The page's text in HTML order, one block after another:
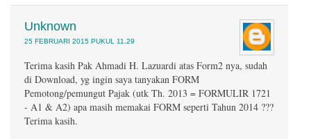
Unknown
25 FEBRUARI 2015 PUKUL 11.29
Terima kasih Pak Ahmadi H. Lazuardi atas Form2 nya, sudah
di Download, yg ingin saya tanyakan FORM
Pemotong/pemungut Pajak (utk Th. 2013 = FORMULIR 1721
- A1 & A2) apa masih memakai FORM seperti Tahun 2014 ???
Terima kasih.